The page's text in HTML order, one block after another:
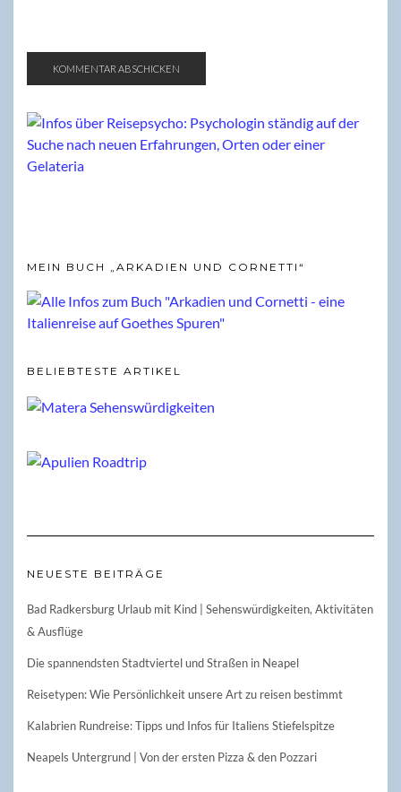
MEIN BUCH „ARKADIEN UND CORNETTI“
BELIEBTESTE ARTIKEL
NEUESTE BEITRÄGE
Bad Radkersburg Urlaub mit Kind | Sehenswürdigkeiten, Aktivitäten
& Ausflüge
Die spannendsten Stadtviertel und Straßen in Neapel
Reisetypen: Wie Persönlichkeit unsere Art zu reisen bestimmt
Kalabrien Rundreise: Tipps und Infos für Italiens Stiefelspitze
Neapels Untergrund | Von der ersten Pizza & den Pozzari